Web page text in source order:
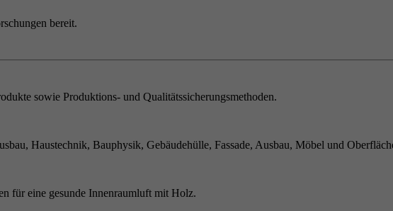
bereit.
sowie Produktions- und Qualitätssicherungsmethoden.
Haustechnik, Bauphysik, Gebäudehülle, Fassade, Ausbau, Möbel und
für eine gesunde Innenraumluft mit Holz.